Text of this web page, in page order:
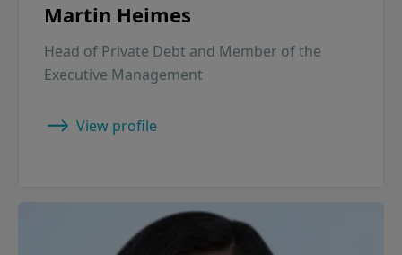
Martin Heimes
Head of Private Debt and Member of the
Executive Management
View profile